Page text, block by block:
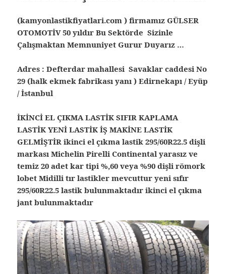
(kamyonlastikfiyatlari.com ) firmamız GÜLSER
OTOMOTİV 50 yıldır Bu Sektörde Sizinle
Çalışmaktan Memnuniyet Gurur Duyarız …
Adres : Defterdar mahallesi Savaklar caddesi No
29 (halk ekmek fabrikası yanı ) Edirnekapı / Eyüp
/ İstanbul
İKİNCİ EL ÇIKMA LASTİK SIFIR KAPLAMA
LASTİK YENİ LASTİK İŞ MAKİNE LASTİK
GELMİŞTİR ikinci el çıkma lastik 295/60R22.5 dişli
markası Michelin Pirelli Continental yarasız ve
temiz 20 adet kar tipi %,60 veya %90 dişli römork
lobet Midilli tır lastikler mevcuttur yeni sıfır
295/60R22.5 lastik bulunmaktadır ikinci el çıkma
jant bulunmaktadır